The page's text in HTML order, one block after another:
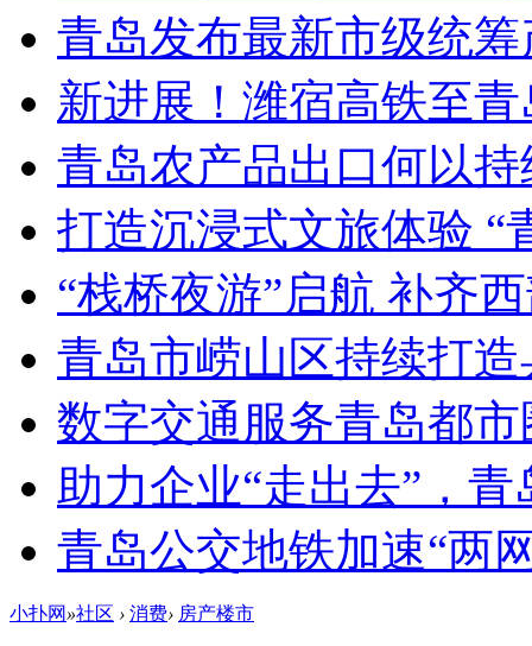
青岛发布最新市级统
新进展！潍宿高铁至
青岛农产品出口何以持
打造沉浸式文旅体验 “
“栈桥夜游”启航 补齐
青岛市崂山区持续打
数字交通服务青岛都
助力企业“走出去”，
青岛公交地铁加速“两
小扑网 »社区 › 消费› 房产楼市